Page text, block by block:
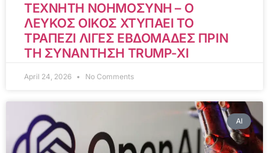
ΤΕΧΝΗΤΗ ΝΟΗΜΟΣΥΝΗ – Ο
ΛΕΥΚΟΣ ΟΙΚΟΣ ΧΤΥΠΑΕΙ ΤΟ
ΤΡΑΠΕΖΙ ΛΙΓΕΣ ΕΒΔΟΜΑΔΕΣ ΠΡΙΝ
ΤΗ ΣΥΝΑΝΤΗΣΗ TRUMP-XI
April 24, 2026 No Comments
AI